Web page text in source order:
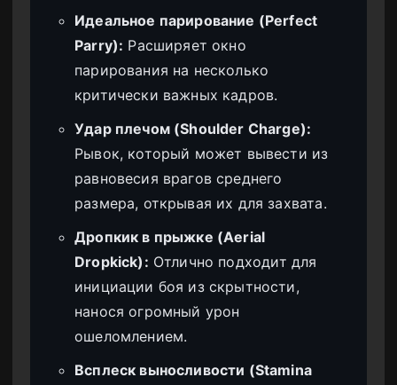
Идеальное парирование (Perfect
Parry): Расширяет окно
парирования на несколько
критически важных кадров.
Удар плечом (Shoulder Charge):
Рывок, который может вывести из
равновесия врагов среднего
размера, открывая их для захвата.
Дропкик в прыжке (Aerial
Dropkick): Отлично подходит для
инициации боя из скрытности,
нанося огромный урон
ошеломлением.
Всплеск выносливости (Stamina